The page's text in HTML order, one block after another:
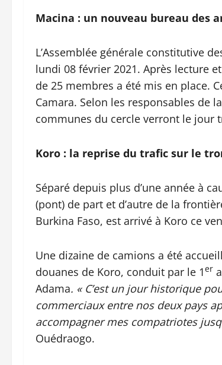
Macina : un nouveau bureau des
L’Assemblée générale constitutive
lundi 08 février 2021. Après lecture
de 25 membres a été mis en place.
Camara. Selon les responsables de
communes du cercle verront le jour
Koro : la reprise du trafic sur le
Séparé depuis plus d’une année à
(pont) de part et d’autre de la
Burkina Faso, est arrivé à Koro ce
Une dizaine de camions a été
douanes de Koro, conduit par le 1er
Adama. « C’est un jour historique
commerciaux entre nos deux pays
accompagner mes compatriotes
Ouédraogo.